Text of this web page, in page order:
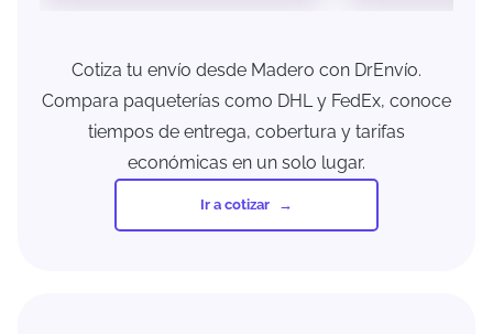
Cotiza tu envío desde Madero con DrEnvío.
Compara paqueterías como DHL y FedEx, conoce
tiempos de entrega, cobertura y tarifas
económicas en un solo lugar.
Ir a cotizar